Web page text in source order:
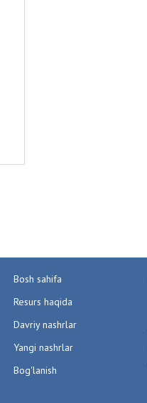
Bosh sahifa
Resurs haqida
Davriy nashrlar
Yangi nashrlar
Bog'lanish